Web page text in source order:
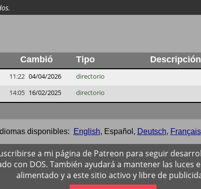
Cambió Tipo Descripción
11:22 04/04/2026 directorio
14:05 16/02/2025 directorio
Idiomas disponibles: English, Español , Deutsch, Français
a mi página de Patreon para seguir
con DOS. También ayudará a mantener las luces
alimentado y a este sitio activo y libre de